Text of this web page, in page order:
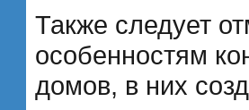
Также следует
особенностям
домов, в них